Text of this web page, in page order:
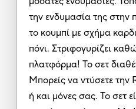
την ενδυμασία της στην
το κουμπί με σχήμα
πόνι. Στριφογυρίζει
πλατφόρμα! Το σετ
Μπορείς να ντύσετε
ή και μόνες σας. Το σετ